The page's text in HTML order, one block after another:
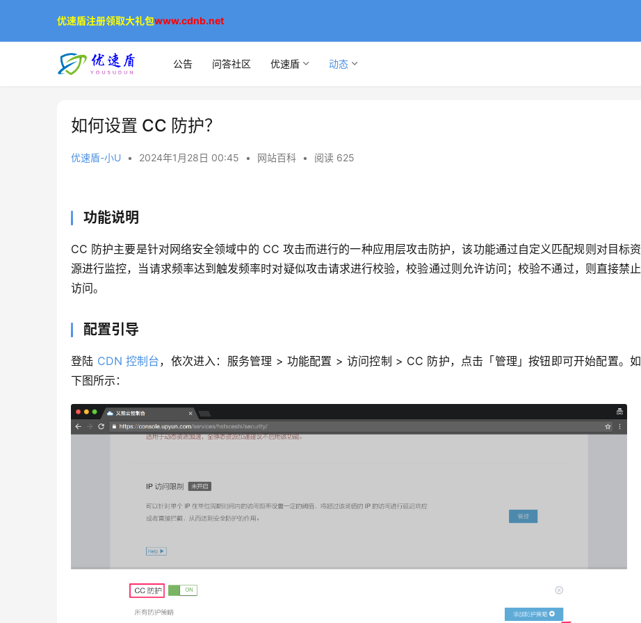
公告 问答社区 优速盾 动态
如何设置 CC 防护？
优速盾-小U • 2024年1月28日 00:45 • 网站百科 • 阅读 625
功能说明
CC 防护主要是针对网络安全领域中的 CC 攻击而进行的一种应用层攻击防护，该功能通过自定义匹配规则对目标资
源进行监控，当请求频率达到触发频率时对疑似攻击请求进行校验，校验通过则允许访问；校验不通过，则直接禁止
访问。
配置引导
登陆 CDN 控制台，依次进入：服务管理 > 功能配置 > 访问控制 > CC 防护，点击「管理」按钮即可开始配置。如
下图所示：
优速盾注册领取大礼包www.cdnb.net